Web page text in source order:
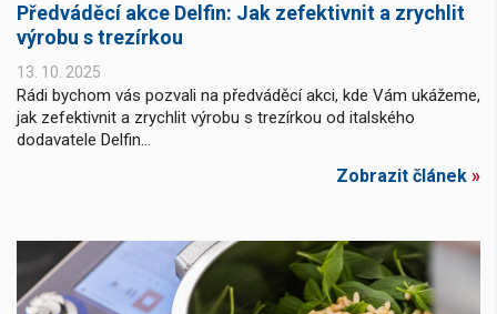
Předváděcí akce Delfin: Jak zefektivnit a zrychlit
výrobu s trezírkou
13. 10. 2025
Rádi bychom vás pozvali na předváděcí akci, kde Vám ukážeme,
jak zefektivnit a zrychlit výrobu s trezírkou od italského
dodavatele Delfin...
Zobrazit článek »